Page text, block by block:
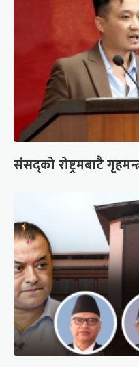
संसद्को रोष्ट्रमबाटै